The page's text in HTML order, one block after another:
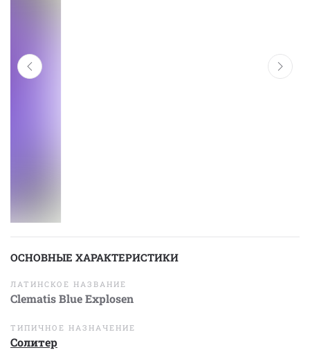
ОСНОВНЫЕ ХАРАКТЕРИСТИКИ
ЛАТИНСКОЕ НАЗВАНИЕ
Clematis Blue Explosen
ТИПИЧНОЕ НАЗНАЧЕНИЕ
Солитер